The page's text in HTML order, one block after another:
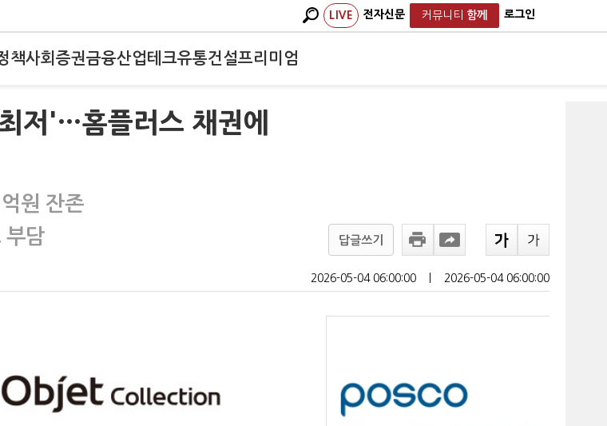
LIVE 전자신문 커뮤니티 함께 로그인
책사회 증권금융산업테크유통건설프리미엄
저'…홈플러스 채권에
원 잔존
부담
답글쓰기
2026-05-04 06:00:00 2026-05-04 06:00:00